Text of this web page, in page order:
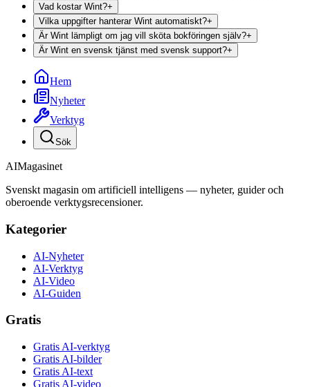
Vad kostar Wint?+
Vilka uppgifter hanterar Wint automatiskt?+
Är Wint lämpligt om jag vill sköta bokföringen själv?+
Är Wint en svensk tjänst med svensk support?+
Hem
Nyheter
Verktyg
Sök
AIMagasinet
Svenskt magasin om artificiell intelligens — nyheter, guider och
oberoende verktygsrecensioner.
Kategorier
AI-Nyheter
AI-Verktyg
AI-Video
AI-Guiden
Gratis
Gratis AI-verktyg
Gratis AI-bilder
Gratis AI-text
Gratis AI-video